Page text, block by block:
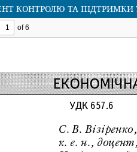
КОНТРОЛЮ ТА ПІДТРИМКИ